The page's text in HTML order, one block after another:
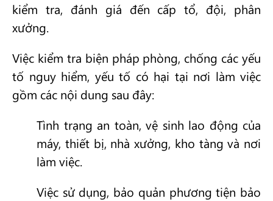
kiểm tra, đánh giá đến cấp tổ, đội, phân
xưởng.
Việc kiểm tra biện pháp phòng, chống các yếu
tố nguy hiểm, yếu tố có hại tại nơi làm việc
gồm các nội dung sau đây:
Tình trạng an toàn, vệ sinh lao động của
máy, thiết bị, nhà xưởng, kho tàng và nơi
làm việc.
Việc sử dụng, bảo quản phương tiện bảo